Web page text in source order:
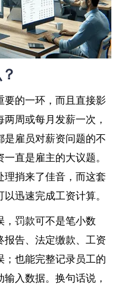
要的一环，而且直接影
周或每月发薪一次，
是雇员对薪资问题的不
直是雇主的大议题。
理捎来了佳音，而这套
迅速完成工资计算。
，罚款可不是笔小数
报告、法定缴款、工资
；也能完整记录员工的
入数据。换句话说，